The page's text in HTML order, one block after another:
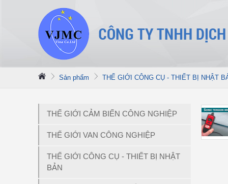
Sản phẩm THẾ GIỚI CÔNG CỤ - THIẾT BỊ NHẬT
THẾ GIỚI CẢM BIẾN CÔNG NGHIỆP
THẾ GIỚI VAN CÔNG NGHIỆP
THẾ GIỚI CÔNG CỤ - THIẾT BỊ NHẬT
BẢN